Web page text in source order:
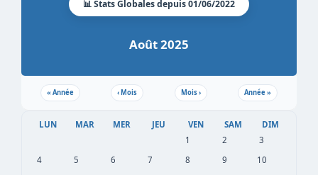
📊 Stats Globales depuis 01/06/2022
Août 2025
« Année ‹Mois Mois› Année»
LUN MAR MER JEU VEN SAM
DIM
1
2
3
4
5 6 7 8 9
10